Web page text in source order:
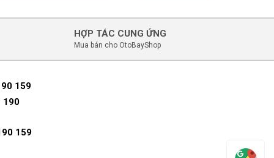
HỢP TÁC CUNG ỨNG
Mua bán cho OtoBayShop
159
190
159